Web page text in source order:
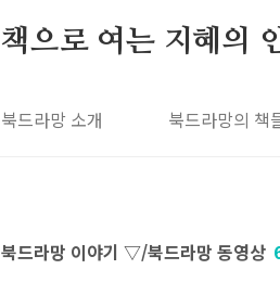
책으로 여는 지혜의
북드라망 소개 북드라망의 책
북드라망 이야기 ▽/북드라망 동영상